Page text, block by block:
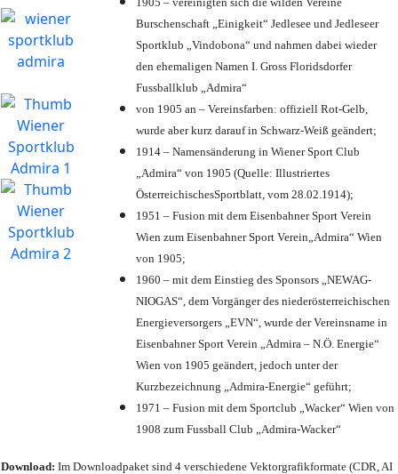
Burschenschaft „Einigkeit“ Jedlesee und Jedleseer
Sportklub „Vindobona“ und nahmen dabei wieder
den ehemaligen Namen I. Gross Floridsdorfer
Fussballklub „Admira“
von 1905 an – Vereinsfarben: offiziell Rot-Gelb,
wurde aber kurz darauf in Schwarz-Weiß geändert;
1914 – Namensänderung in Wiener Sport Club
„Admira“ von 1905 (Quelle: Illustriertes
ÖsterreichischesSportblatt, vom 28.02.1914);
1951 – Fusion mit dem Eisenbahner Sport Verein
Wien zum Eisenbahner Sport Verein„Admira“ Wien
von 1905;
1960 – mit dem Einstieg des Sponsors „NEWAG-
NIOGAS“, dem Vorgänger des niederösterreichischen
Energieversorgers „EVN“, wurde der Vereinsname in
Eisenbahner Sport Verein „Admira – N.Ö. Energie“
Wien von 1905 geändert, jedoch unter der
Kurzbezeichnung „Admira-Energie“ geführt;
1971 – Fusion mit dem Sportclub „Wacker“ Wien von
1908 zum Fussball Club „Admira-Wacker“
Download: Im Downloadpaket sind 4 verschiedene Vektorgrafikformate (CDR, AI